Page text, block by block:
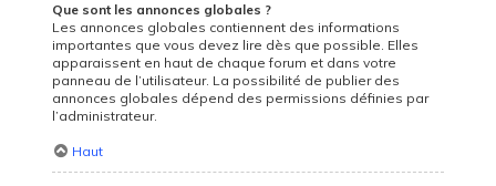
Que sont les annonces globales ?
Les annonces globales contiennent des informations
importantes que vous devez lire dès que possible. Elles
apparaissent en haut de chaque forum et dans votre
panneau de l’utilisateur. La possibilité de publier des
annonces globales dépend des permissions définies par
l’administrateur.
Haut